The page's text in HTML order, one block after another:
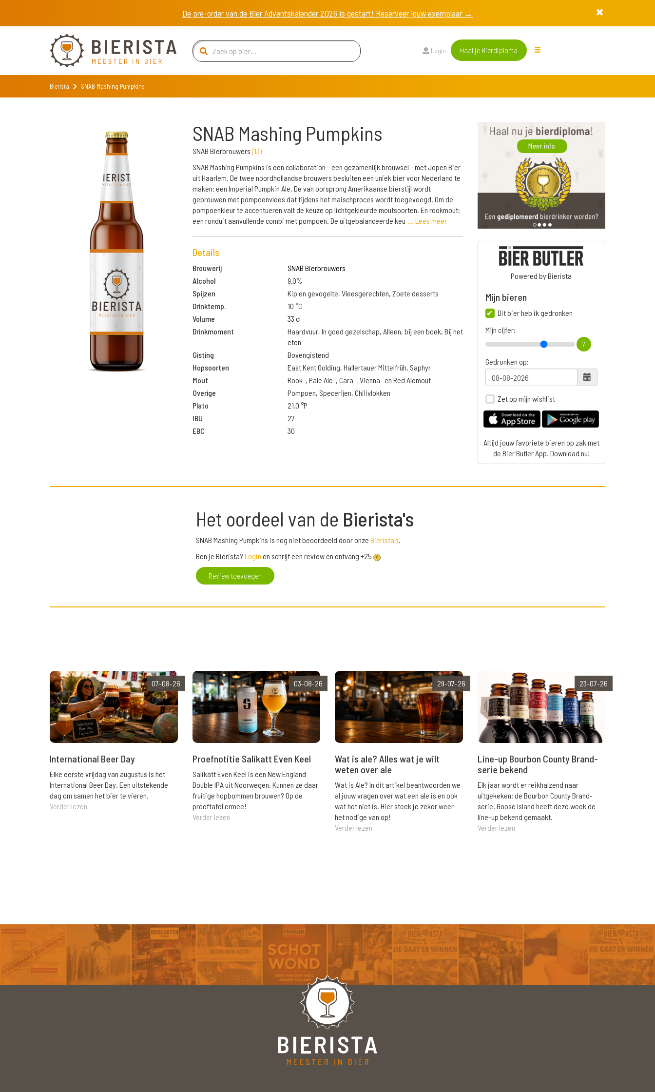
De pre-order van de Bier Adventskalender 2026 is gestart! Reserveer jouw exemplaar →
Login Haal je Bierdiploma
Bierista SNAB Mashing Pumpkins
SNAB Mashing Pumpkins
SNAB Bierbrouwers(13)
SNAB Mashing Pumpkins is een collaboration - een gezamenlijk brouwsel - met Jopen Bier
uit Haarlem. De twee noordhollandse brouwers besluiten een uniek bier voor Nederland te
maken: een Imperial Pumpkin Ale. De van oorsprong Amerikaanse bierstijl wordt
gebrouwen met pompoenvlees dat tijdens het maischproces wordt toegevoegd. Om de
pompoenkleur te accentueren valt de keuze op lichtgekleurde moutsoorten. En rookmout:
een ronduit aanvullende combi met pompoen. De uitgebalanceerde keu ... Lees meer
Details
Brouwerij
SNAB Bierbrouwers
Alcohol
9.0%
Spijzen
Kip en gevogelte, Vleesgerechten, Zoete desserts
Drinktemp.
10 °C
Volume
33 cl
Drinkmoment
Haardvuur, In goed gezelschap, Alleen, bij een boek, Bij het
eten
Gisting
Bovengistend
Hopsoorten
East Kent Golding, Hallertauer Mittelfrüh, Saphyr
Mout
Rook-, Pale Ale-, Cara-, Vienna- en Red Alemout
Overige
Pompoen, Specerijen, Chilivlokken
Plato
21.0 °P
IBU
27
EBC
30
Powered by Bierista
Mijn bieren
Dit bier heb ik gedronken
Mijn cijfer:
7
Gedronken op:
Zet op mijn wishlist
Altijd jouw favoriete bieren op zak met
de Bier Butler App. Download nu!
Het oordeel van de Bierista's
SNAB Mashing Pumpkins is nog niet beoordeeld door onze Bierista's.
Ben je Bierista? Login en schrijf een review en ontvang +25
Review toevoegen
07-08-26
International Beer Day
Elke eerste vrijdag van augustus is het
International Beer Day. Een uitstekende
dag om samen het bier te vieren.
Verder lezen
03-08-26
Proefnotitie Salikatt Even Keel
Salikatt Even Keel is een New England
Double IPA uit Noorwegen. Kunnen ze daar
fruitige hopbommen brouwen? Op de
proeftafel ermee!
Verder lezen
29-07-26
Wat is ale? Alles wat je wilt
weten over ale
Wat is Ale? In dit artikel beantwoorden we
al jouw vragen over wat een ale is en ook
wat het niet is. Hier steek je zeker weer
het nodige van op!
Verder lezen
23-07-26
Line-up Bourbon County Brand-
serie bekend
Elk jaar wordt er reikhalzend naar
uitgekeken: de Bourbon County Brand-
serie. Goose Island heeft deze week de
line-up bekend gemaakt.
Verder lezen